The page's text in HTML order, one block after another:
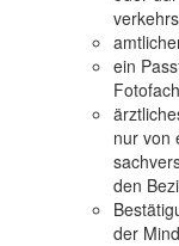
ein
nur von
den
der